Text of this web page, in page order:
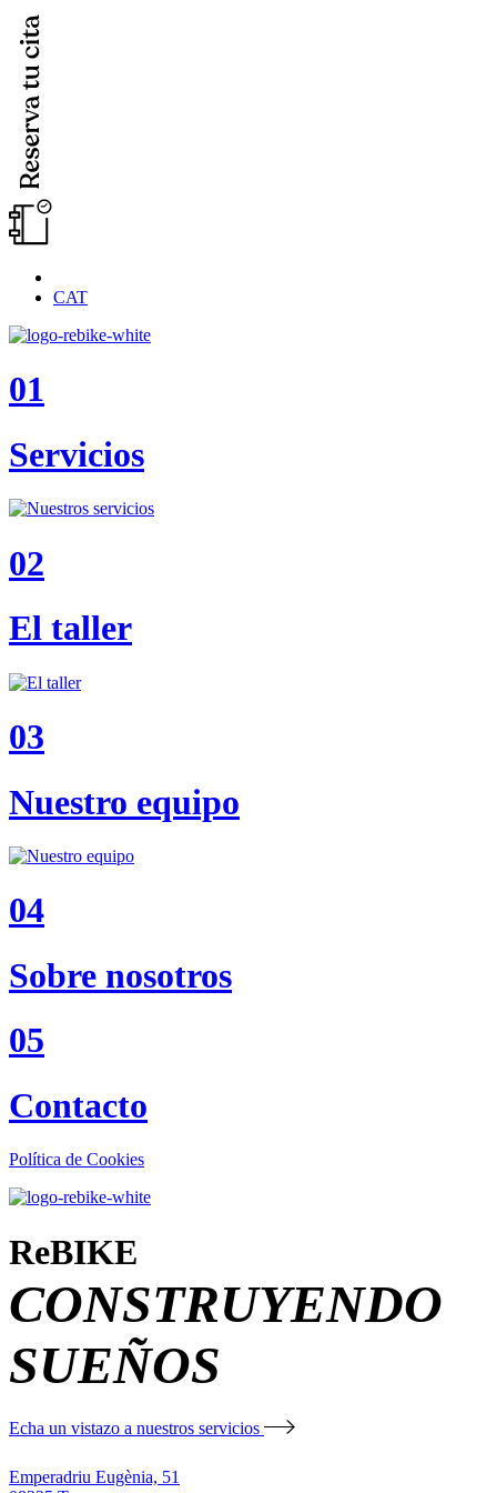
CAT
01
Servicios
02
El taller
03
Nuestro equipo
04
Sobre nosotros
05
Contacto
Política de Cookies
ReBIKE
CONSTRUYENDO
SUEÑOS
Echa un vistazo a nuestros servicios
Emperadriu Eugènia, 51